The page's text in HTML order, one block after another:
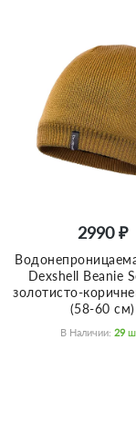
2990 ₽
Dexshell Beanie
золотисто-
(58-60 см)
В Наличии: 29